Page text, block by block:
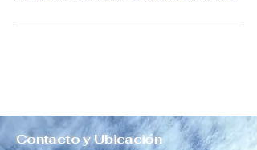
Contacto y Ubicación